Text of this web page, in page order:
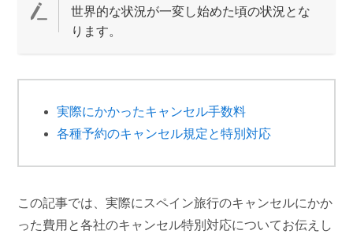
世界的な状況が一変し始めた頃の状況とな
ります。
実際にかかったキャンセル手数料
各種予約のキャンセル規定と特別対応
この記事では、実際にスペイン旅行のキャンセルにかか
った費用と各社のキャンセル特別対応についてお伝えし